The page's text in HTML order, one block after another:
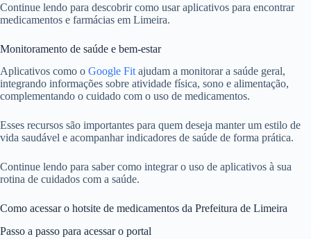
Continue lendo para descobrir como usar aplicativos para encontrar
medicamentos e farmácias em Limeira.
Monitoramento de saúde e bem-estar
Aplicativos como o Google Fit ajudam a monitorar a saúde geral,
integrando informações sobre atividade física, sono e alimentação,
complementando o cuidado com o uso de medicamentos.
Esses recursos são importantes para quem deseja manter um estilo de
vida saudável e acompanhar indicadores de saúde de forma prática.
Continue lendo para saber como integrar o uso de aplicativos à sua
rotina de cuidados com a saúde.
Como acessar o hotsite de medicamentos da Prefeitura de Limeira
Passo a passo para acessar o portal